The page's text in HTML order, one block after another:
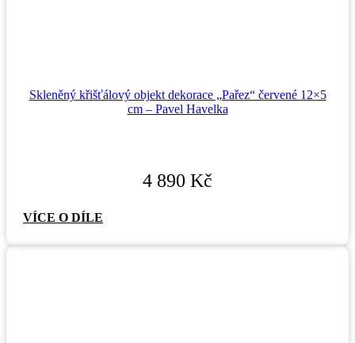
Skleněný křišťálový objekt dekorace „Pařez“ červené 12×5
cm – Pavel Havelka
4 890 Kč
VÍCE O DÍLE